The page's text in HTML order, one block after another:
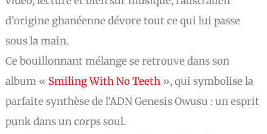
d’origine ghanéenne dévore tout ce qui lui passe
sous la main.
Ce bouillonnant mélange se retrouve dans son
album « Smiling With No Teeth », qui symbolise la
parfaite synthèse de l’ADN Genesis Owusu : un esprit
punk dans un corps soul.